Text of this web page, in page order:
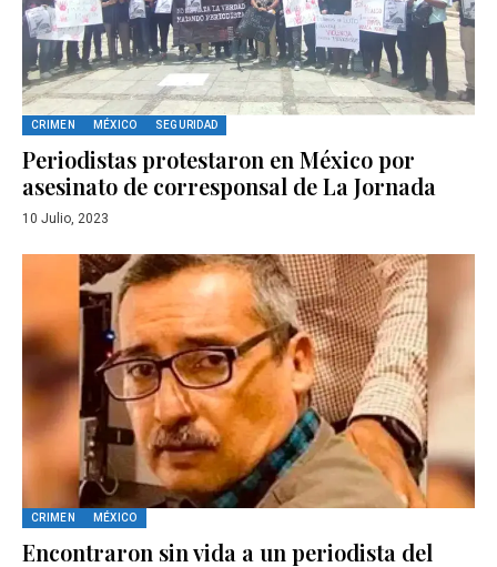
CRIMEN MÉXICO SEGURIDAD
Periodistas protestaron en México por
asesinato de corresponsal de La Jornada
10 Julio, 2023
CRIMEN MÉXICO
Encontraron sin vida a un periodista del